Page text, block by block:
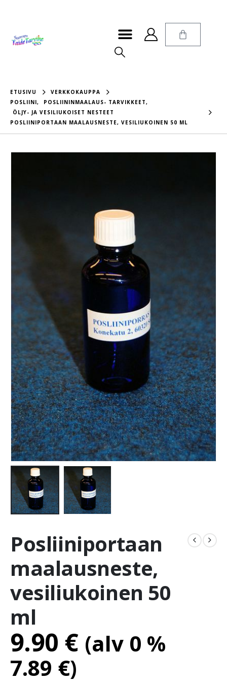
ETUSIVU
VERKKOKAUPPA
POSLIINI, POSLIININMAALAUS- TARVIKKEET,
ÖLJY- JA VESILIUKOISET NESTEET
POSLIINIPORTAAN MAALAUSNESTE, VESILIUKOINEN 50 ML
Posliiniportaan
maalausneste,
vesiliukoinen 50
ml
9.90 € (alv 0 %
7.89 €)